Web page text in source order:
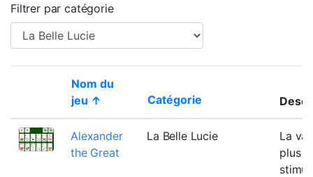
Filtrer par catégorie
Thumbnail
Nom du
jeu ↑
Catégorie
Alexander
the Great
La Belle Lucie
La
plus